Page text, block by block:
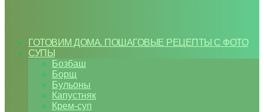
ГОТОВИМ ДОМА. ПОШАГОВЫЕ РЕЦЕПТЫ С ФОТО
СУПЫ
Бозбаш
Борщ
Бульоны
Капустняк
Крем-суп